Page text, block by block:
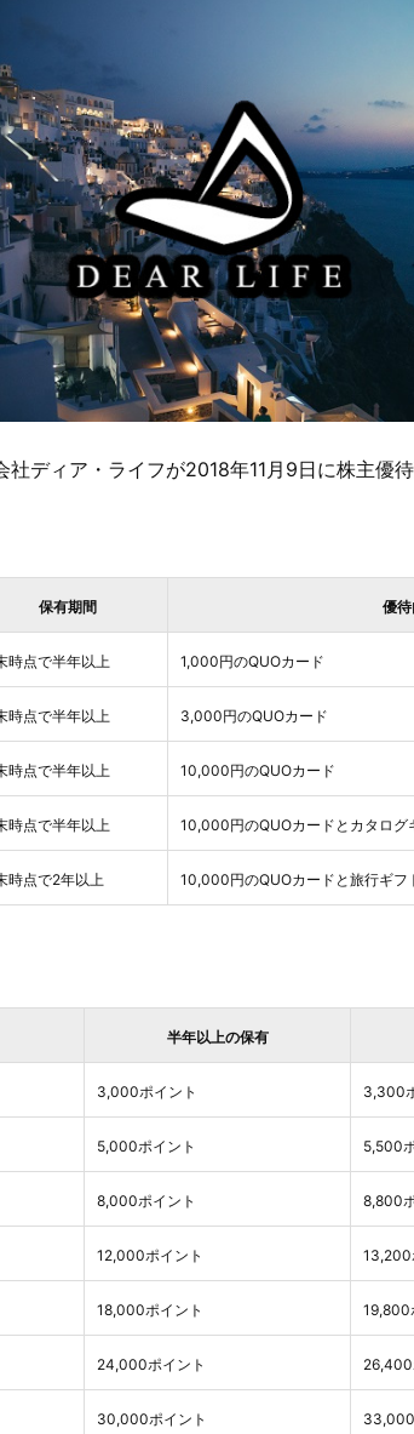
ディア・ライフが2018年11月9日に株主優待
保有期間 優
時点で半年以上 1,000円のQUOカード
時点で半年以上 3,000円のQUOカード
時点で半年以上 10,000円のQUOカード
時点で半年以上 10,000円のQUOカードとカタログ
時点で2年以上 10,000円のQUOカードと旅行ギフ
半年以上の保有
3,000ポイント 3,300
5,000ポイント 5,500
8,000ポイント 8,800
12,000ポイント 13,200
18,000ポイント 19,800
24,000ポイント 26,400
30,000ポイント 33,000